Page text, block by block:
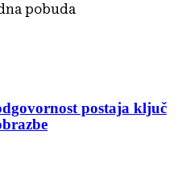
pobuda
postaja ključ